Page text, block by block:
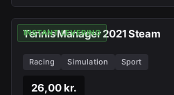
INSTANT LEVERING
Tennis Manager 2021 Steam
Racing Simulation Sport
26,00 kr.